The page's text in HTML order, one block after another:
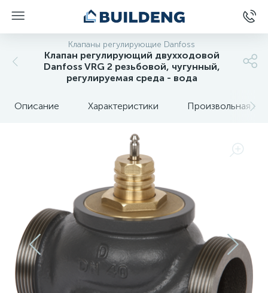
Клапаны регулирующие Danfoss
Клапан регулирующий двухходовой
Danfoss VRG 2 резьбовой, чугунный,
регулируемая среда - вода
Описание Характеристики Произвольная